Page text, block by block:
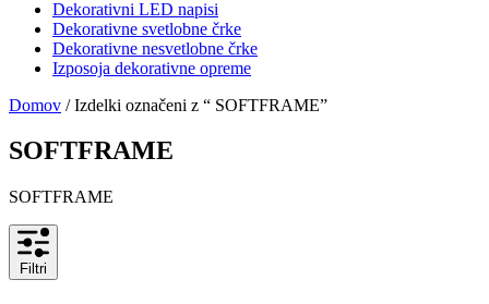
Dekorativni LED napisi
Dekorativne svetlobne črke
Dekorativne nesvetlobne črke
Izposoja dekorativne opreme
Domov / Izdelki označeni z “ SOFTFRAME”
SOFTFRAME
SOFTFRAME
Filtri